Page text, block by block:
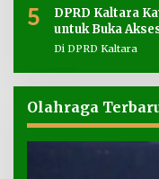
5
DPRD Kaltara
untuk Buka
Di DPRD Kaltara
Olahraga